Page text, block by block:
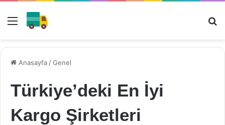
Menü
Anasayfa /Genel
Türkiye’deki En İyi
Kargo Şirketleri